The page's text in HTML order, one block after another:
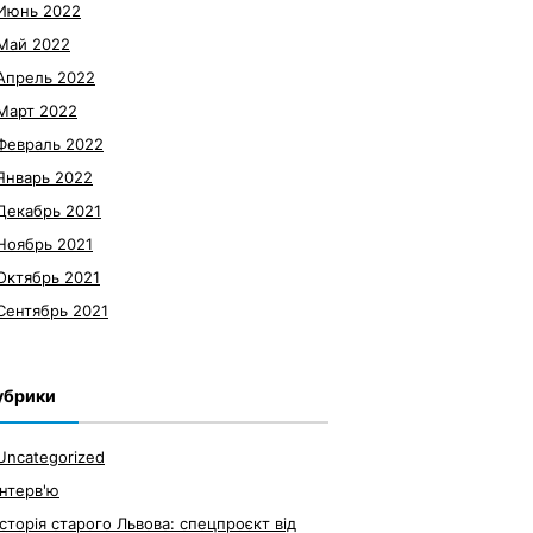
2022
2022
2022
2022
2022
2022
2021
2021
2021
2021
старого Львова: спецпроєкт від